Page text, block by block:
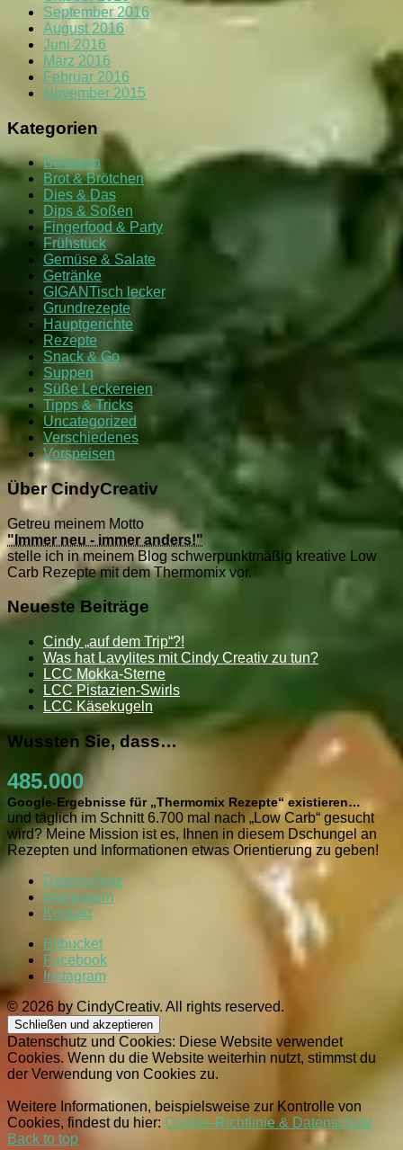
September 2016
August 2016
Juni 2016
März 2016
Februar 2016
November 2015
Kategorien
Beilagen
Brot & Brötchen
Dies & Das
Dips & Soßen
Fingerfood & Party
Frühstück
Gemüse & Salate
Getränke
GIGANTisch lecker
Grundrezepte
Hauptgerichte
Rezepte
Snack & Go
Suppen
Süße Leckereien
Tipps & Tricks
Uncategorized
Verschiedenes
Vorspeisen
Über CindyCreativ
Getreu meinem Motto
"Immer neu - immer anders!"
stelle ich in meinem Blog schwerpunktmäßig kreative Low
Carb Rezepte mit dem Thermomix vor.
Neueste Beiträge
Cindy „auf dem Trip“?!
Was hat Lavylites mit Cindy Creativ zu tun?
LCC Mokka-Sterne
LCC Pistazien-Swirls
LCC Käsekugeln
Wussten Sie, dass…
485.000
Google-Ergebnisse für „Thermomix Rezepte“ existieren…
und täglich im Schnitt 6.700 mal nach „Low Carb“ gesucht
wird? Meine Mission ist es, Ihnen in diesem Dschungel an
Rezepten und Informationen etwas Orientierung zu geben!
Datenschutz
Impressum
Kontakt
Bitbucket
Facebook
Instagram
© 2026 by CindyCreativ. All rights reserved.
Datenschutz und Cookies: Diese Website verwendet
Cookies. Wenn du die Website weiterhin nutzt, stimmst du
der Verwendung von Cookies zu.
Weitere Informationen, beispielsweise zur Kontrolle von
Cookies, findest du hier: Cookie-Richtlinie & Datenschutz
Back to top